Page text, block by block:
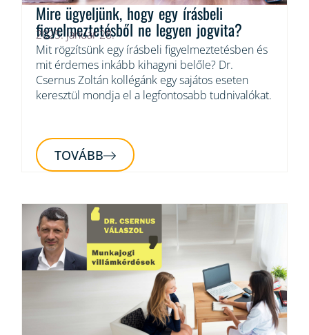
Mire ügyeljünk, hogy egy írásbeli
figyelmeztetésből ne legyen jogvita?
2025. január 28.
Mit rögzítsünk egy írásbeli figyelmeztetésben és
mit érdemes inkább kihagyni belőle? Dr.
Csernus Zoltán kollégánk egy sajátos eseten
keresztül mondja el a legfontosabb tudnivalókat.
TOVÁBB